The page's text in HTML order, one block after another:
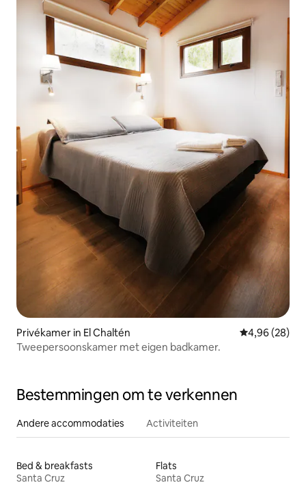
Privékamer in El Chaltén Gemiddelde
4,96 (28)
Tweepersoonskamer met eigen badkamer.
Bestemmingen om te verkennen
Andere accommodaties Activiteiten
Bed & breakfasts
Santa Cruz
Flats
Santa Cruz